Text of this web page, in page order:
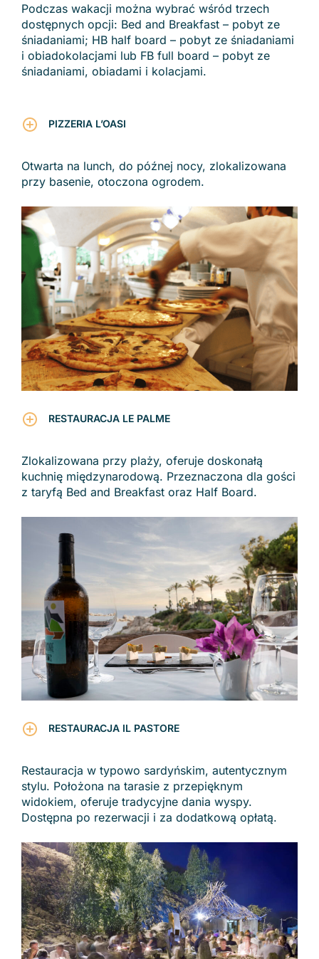
Podczas wakacji można wybrać wśród trzech
dostępnych opcji: Bed and Breakfast – pobyt ze
śniadaniami; HB half board – pobyt ze śniadaniami
i obiadokolacjami lub FB full board – pobyt ze
śniadaniami, obiadami i kolacjami.
PIZZERIA L’OASI
Otwarta na lunch, do późnej nocy, zlokalizowana
przy basenie, otoczona ogrodem.
RESTAURACJA LE PALME
Zlokalizowana przy plaży, oferuje doskonałą
kuchnię międzynarodową. Przeznaczona dla gości
z taryfą Bed and Breakfast oraz Half Board.
RESTAURACJA IL PASTORE
Restauracja w typowo sardyńskim, autentycznym
stylu. Położona na tarasie z przepięknym
widokiem, oferuje tradycyjne dania wyspy.
Dostępna po rezerwacji i za dodatkową opłatą.
Zobacz regiony